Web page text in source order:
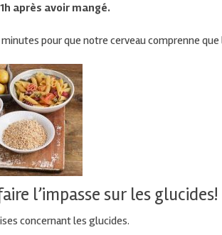
1h après avoir mangé.
pour que notre cerveau comprenne
l’impasse sur les glucides!
concernant les glucides.